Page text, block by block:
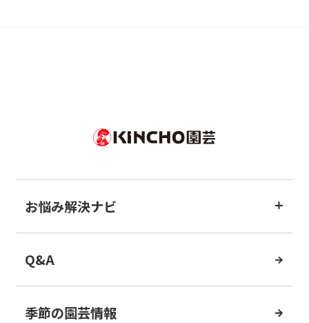
お悩み解決ナビ
Q&A
季節の園芸情報